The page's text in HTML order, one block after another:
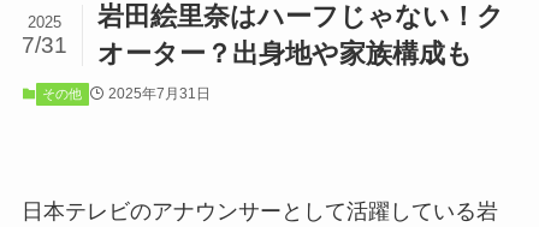
岩田絵里奈はハーフじゃない！ク
オーター？出身地や家族構成も
2025
7/31
その他 2025年7月31日
日本テレビのアナウンサーとして活躍している岩